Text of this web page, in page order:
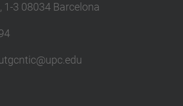
1-3 08034 Barcelona